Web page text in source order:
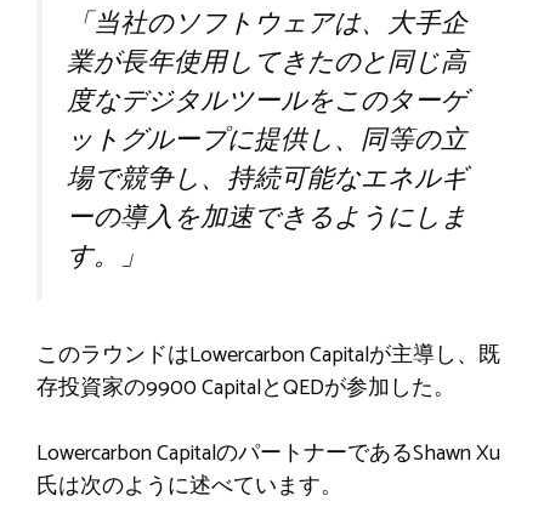
「当社のソフトウェアは、大手企
業が長年使用してきたのと同じ高
度なデジタルツールをこのターゲ
ットグループに提供し、同等の立
場で競争し、持続可能なエネルギ
ーの導入を加速できるようにしま
す。」
このラウンドはLowercarbon Capitalが主導し、既
存投資家の9900 CapitalとQEDが参加した。
Lowercarbon CapitalのパートナーであるShawn Xu
氏は次のように述べています。